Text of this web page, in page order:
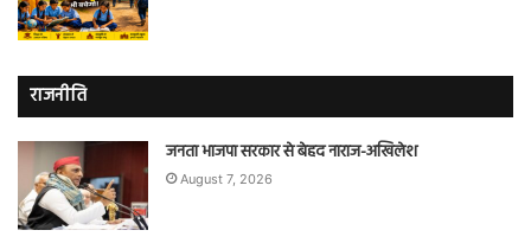
राजनीति
जनता भाजपा सरकार से बेहद नाराज-अखिलेश
August 7, 2026